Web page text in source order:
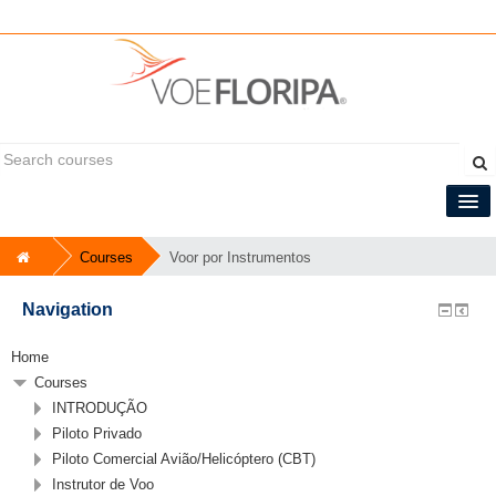
Central do Tripulante
English ‎(en)‎
Courses Voor por Instrumentos
Navigation
Home
Courses
INTRODUÇÃO
Piloto Privado
Piloto Comercial Avião/Helicóptero (CBT)
Instrutor de Voo